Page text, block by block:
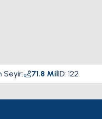
Seyir: 71.8 MilID: 122